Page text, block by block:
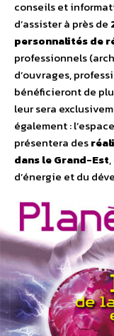
conseils et
d’assister à près de
personnalités de
professionnels
d’ouvrages,
bénéficieront de
leur sera
également :
présentera des
dans le Grand-Est
d’énergie et du